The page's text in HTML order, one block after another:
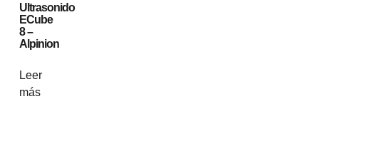
Ultrasonido
ECube
8 –
Alpinion
Leer
más